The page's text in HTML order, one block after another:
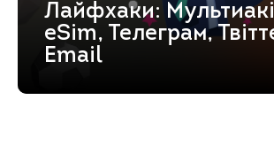
Лайфхаки:
eSim, Телеграм,
Email